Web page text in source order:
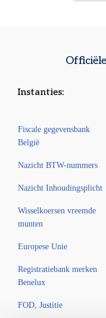
Instanties:
Fiscale gegevensbank
België
Nazicht BTW-nummers
Nazicht Inhoudingsplicht
Wisselkoersen vreemde
munten
Europese Unie
Registratiebank merken
Benelux
FOD, Justitie